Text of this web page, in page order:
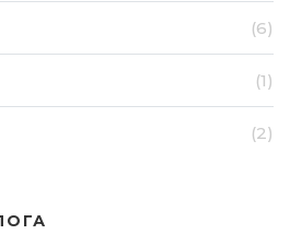
(6)
(1)
(2)